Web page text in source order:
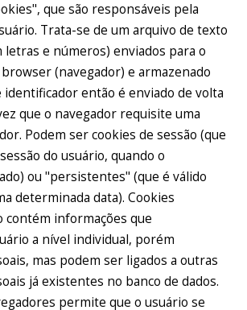
que são responsáveis pela
Trata-se de um arquivo de texto
letras e números) enviados para o
(navegador) e armazenado
identificador então é enviado de volta
que o navegador requisite uma
Podem ser cookies de sessão (que
do usuário, quando o
ou "persistentes" (que é válido
determinada data). Cookies
contém informações que
a nível individual, porém
mas podem ser ligados a outras
já existentes no banco de dados.
permite que o usuário se